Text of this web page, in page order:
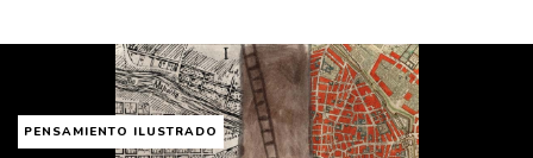
PENSAMIENTO ILUSTRADO